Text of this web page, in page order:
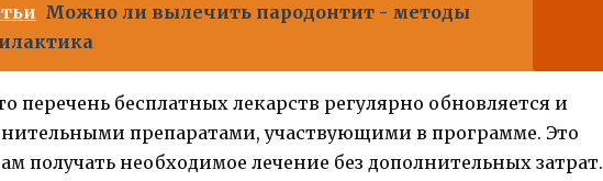
Можно ли вылечить пародонтит - методы
перечень бесплатных лекарств регулярно обновляется и
препаратами, участвующими в программе. Это
получать необходимое лечение без дополнительных затрат.